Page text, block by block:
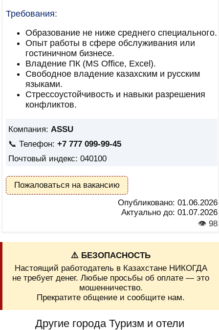
Требования:
Образование не ниже среднего специального.
Опыт работы в сфере обслуживания или
гостиничном бизнесе.
Владение ПК (MS Office, Excel).
Свободное владение казахским и русским
языками.
Стрессоустойчивость и навыки разрешения
конфликтов.
Компания: ASSU
📞 Телефон: +7 777 099-99-45
Почтовый индекс: 040100
Пожаловаться на вакансию
Опубликовано: 01.06.2026
Актуально до: 01.07.2026
👁 98
⚠️ БЕЗОПАСНОСТЬ
Настоящий работодатель в Казахстане НИКОГДА
не требует денег. Любые просьбы об оплате — это
мошенничество.
Прекратите общение и сообщите нам.
Другие города Туризм и отели